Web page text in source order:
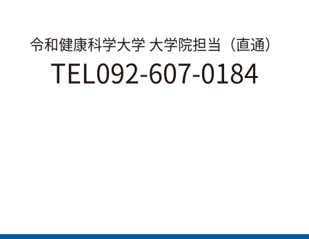
令和健康科学大学 大学院担当（直通）
TEL092-607-0184